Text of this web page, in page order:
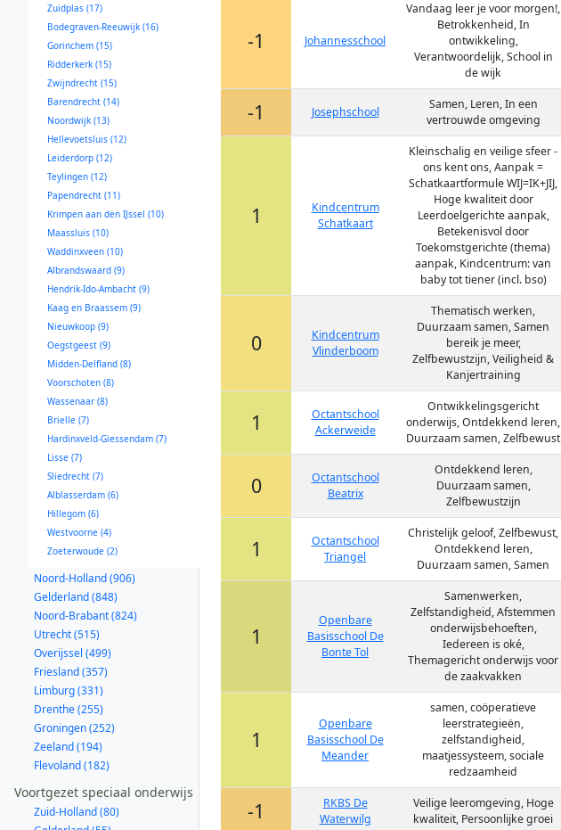
Zuidplas (17)
Bodegraven-Reeuwijk (16)
Gorinchem (15)
Ridderkerk (15)
Zwijndrecht (15)
Barendrecht (14)
Noordwijk (13)
Hellevoetsluis (12)
Leiderdorp (12)
Teylingen (12)
Papendrecht (11)
Krimpen aan den IJssel (10)
Maassluis (10)
Waddinxveen (10)
Albrandswaard (9)
Hendrik-Ido-Ambacht (9)
Kaag en Braassem (9)
Nieuwkoop (9)
Oegstgeest (9)
Midden-Delfland (8)
Voorschoten (8)
Wassenaar (8)
Brielle (7)
Hardinxveld-Giessendam (7)
Lisse (7)
Sliedrecht (7)
Alblasserdam (6)
Hillegom (6)
Westvoorne (4)
Zoeterwoude (2)
Noord-Holland (906)
Gelderland (848)
Noord-Brabant (824)
Utrecht (515)
Overijssel (499)
Friesland (357)
Limburg (331)
Drenthe (255)
Groningen (252)
Zeeland (194)
Flevoland (182)
Voortgezet speciaal onderwijs
Zuid-Holland (80)
-1 Johannesschool
Vandaag leer je voor morgen!,
Betrokkenheid, In
ontwikkeling,
Verantwoordelijk, School in
de wijk
-1 Josephschool
Samen, Leren, In een
vertrouwde omgeving
1
Kindcentrum
Schatkaart
Kleinschalig en veilige sfeer -
ons kent ons, Aanpak =
Schatkaartformule WIJ=IK+JIJ,
Hoge kwaliteit door
Leerdoelgerichte aanpak,
Betekenisvol door
Toekomstgerichte (thema)
aanpak, Kindcentrum: van
baby tot tiener (incl. bso)
0
Kindcentrum
Vlinderboom
Thematisch werken,
Duurzaam samen, Samen
bereik je meer,
Zelfbewustzijn, Veiligheid &
Kanjertraining
1
Octantschool
Ackerweide
Ontwikkelingsgericht
onderwijs, Ontdekkend leren,
Duurzaam samen, Zelfbewust
0
Octantschool
Beatrix
Ontdekkend leren,
Duurzaam samen,
Zelfbewustzijn
1
Octantschool
Triangel
Christelijk geloof, Zelfbewust,
Ontdekkend leren,
Duurzaam samen, Samen
1
Openbare
Basisschool De
Bonte Tol
Samenwerken,
Zelfstandigheid, Afstemmen
onderwijsbehoeften,
Iedereen is oké,
Themagericht onderwijs voor
de zaakvakken
1
Openbare
Basisschool De
Meander
samen, coöperatieve
leerstrategieën,
zelfstandigheid,
maatjessysteem, sociale
redzaamheid
-1
RKBS De
Waterwilg
Veilige leeromgeving, Hoge
kwaliteit, Persoonlijke groei